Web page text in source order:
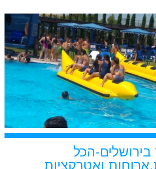
בירושלים-הכל
ואטרקציות